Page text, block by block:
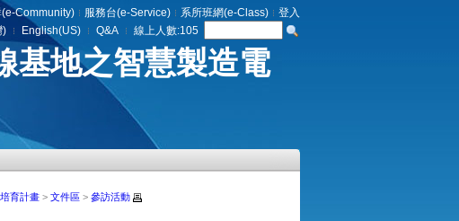
Community) 服務台(e-Service) 系所班網(e-Class)
登入
)
English(US) Q&A 線上人數:105
基地之智慧製造電
育計畫 > 文件區 > 參訪活動